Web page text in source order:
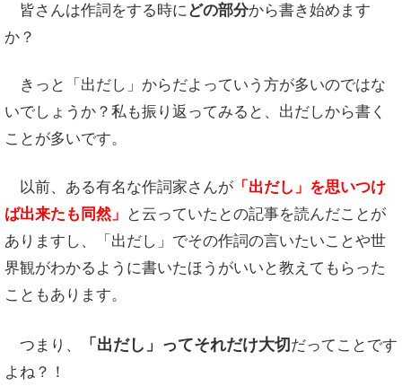
皆さんは作詞をする時に どの部分から書き始めます
か？
きっと「出だし」からだよっていう方が多いのではな
いでしょうか？私も振り返ってみると、出だしから書く
こと が多いです。
以前、ある有名な作詞家さんが 「出だし」を思いつけ
ば出来たも同然」
と云っていたとの記事を読んだこと が
ありますし、「出だし」でその作詞の言いたいことや世
界観がわかるように書いたほうがいいと教えてもらった
こと もあります。
つまり、 「出だし」ってそれだけ大切だって こと です
よね？！